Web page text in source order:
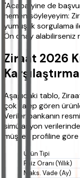
"Acaba yine de
hemen söyleyeyim:
yumuşak sorgulama
Ön onay alabilirseniz
Ziraat 2026
Aşağıdaki tablo,
çok talep gören
Veriler bankanın
simülasyon
müşteri profiline